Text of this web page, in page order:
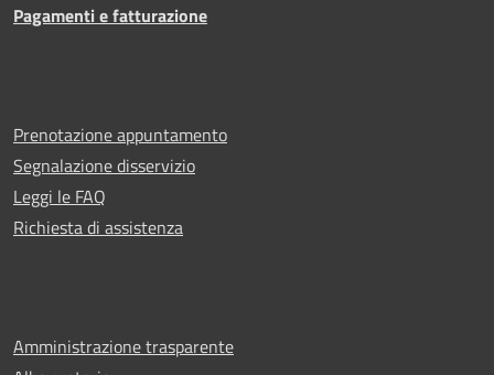
Pagamenti e fatturazione
Prenotazione appuntamento
Segnalazione disservizio
Leggi le FAQ
Richiesta di assistenza
Amministrazione trasparente